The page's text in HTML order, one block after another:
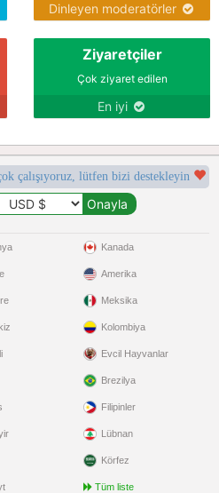
Dinleyen moderatörler
Ziyaretçiler
Çok ziyaret edilen
En iyi
çalışıyoruz, lütfen bizi destekleyin
Kanada
Amerika
Meksika
Kolombiya
Evcil Hayvanlar
Brezilya
Filipinler
Lübnan
Körfez
Tüm liste